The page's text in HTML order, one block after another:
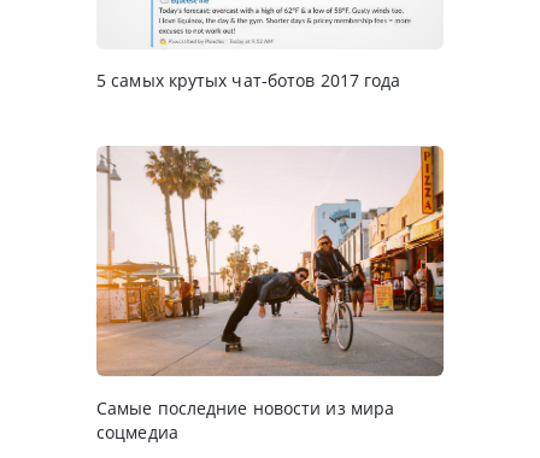
5 самых крутых чат-ботов 2017 года
Самые последние новости из мира
соцмедиа